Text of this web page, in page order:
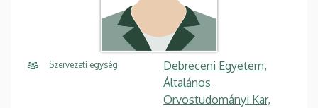
Szervezeti egység
Debreceni Egyetem,
Általános
Orvostudományi Kar,